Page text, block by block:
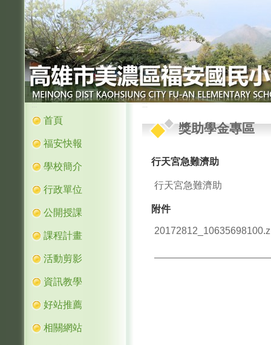
:::
首頁
福安快報
學校簡介
行政單位
公開授課
課程計畫
活動剪影
資訊教學
好站推薦
相關網站
:::
獎助學金專區
行天宮急難濟助
行天宮急難濟助
附件